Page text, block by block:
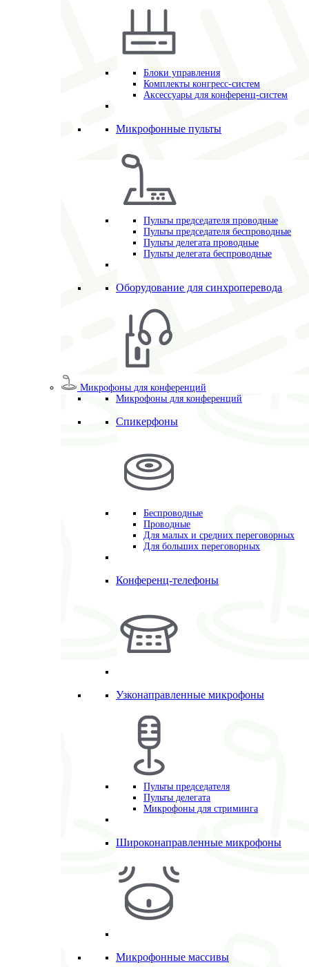
Блоки управления
Комплекты конгресс-систем
Аксессуары для конференц-систем
Микрофонные пульты
Пульты председателя проводные
Пульты председателя беспроводные
Пульты делегата проводные
Пульты делегата беспроводные
Оборудование для синхроперевода
Микрофоны для конференций
Микрофоны для конференций
Спикерфоны
Беспроводные
Проводные
Для малых и средних переговорных
Для больших переговорных
Конференц-телефоны
Узконаправленные микрофоны
Пульты председателя
Пульты делегата
Микрофоны для стриминга
Широконаправленные микрофоны
Микрофонные массивы